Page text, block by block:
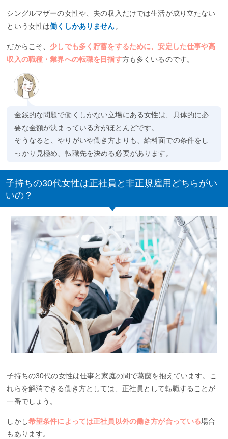
シングルマザーの女性や、夫の収入だけでは生活が成り立たない
という女性は働くしかありません。
だからこそ、 少しでも多く貯蓄をするために、安定した仕事や高
収入の職種・業界への転職を目指す方も多くいるのです。
金銭的な問題で働くしかない立場にある女性は、具体的に必
要な金額が決まっている方がほとんどです。
そうなると、やりがいや働き方よりも、給料面での条件をし
っかり見極め、転職先を決める必要があります。
子持ちの30代女性は正社員と非正規雇用どちらがい
いの？
子持ちの30代の女性は仕事と家庭の間で葛藤を抱えています。こ
れらを解消できる働き方としては、正社員として転職することが
一番でしょう。
しかし希望条件によっては正社員以外の働き方が合っている場合
もあります。